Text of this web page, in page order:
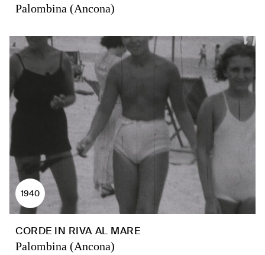
Palombina (Ancona)
1940
CORDE IN RIVA AL MARE
Palombina (Ancona)